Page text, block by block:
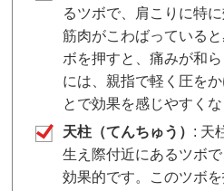
るツボで、肩こりに特
筋肉がこわばっている
ボを押すと、痛みが和
には、親指で軽く圧を
とで効果を感じやすくな
天柱（てんちゅう） : 天
生え際付近にあるツボ
効果的です。このツボ